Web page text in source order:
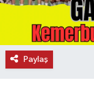
Paylaş
SAĞLIK
SPOR